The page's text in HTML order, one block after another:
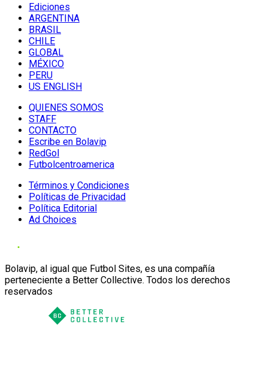
Ediciones
ARGENTINA
BRASIL
CHILE
GLOBAL
MÉXICO
PERU
US ENGLISH
QUIENES SOMOS
STAFF
CONTACTO
Escribe en Bolavip
RedGol
Futbolcentroamerica
Términos y Condiciones
Políticas de Privacidad
Política Editorial
Ad Choices
Bolavip, al igual que Futbol Sites, es una compañía
perteneciente a Better Collective. Todos los derechos
reservados